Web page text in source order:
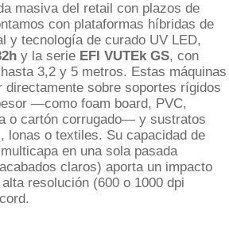
masiva del retail con plazos de
con plataformas híbridas de
y tecnología de curado UV LED,
y la serie EFI VUTEk GS, con
3,2 y 5 metros. Estas máquinas
directamente sobre soportes rígidos
—como foam board, PVC,
o cartón corrugado— y sustratos
lonas o textiles. Su capacidad de
en una sola pasada
claros) aporta un impacto
resolución (600 o 1000 dpi